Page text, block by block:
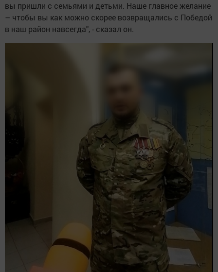
вы пришли с семьями и детьми. Наше главное желание
– чтобы вы как можно скорее возвращались с Победой
в наш район навсегда", - сказал он.